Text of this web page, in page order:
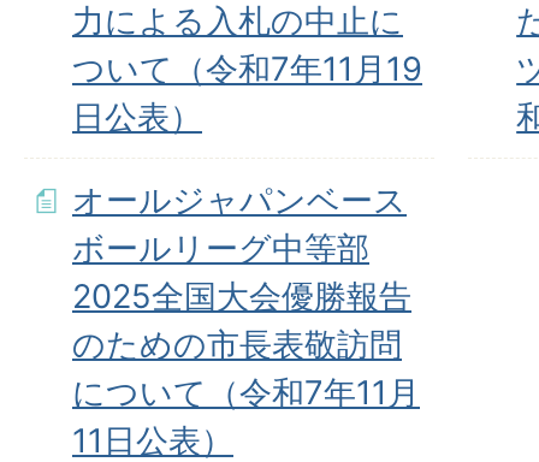
力による入札の中止に
ついて（令和7年11月19
日公表）
オールジャパンベース
ボールリーグ中等部
2025全国大会優勝報告
のための市長表敬訪問
について（令和7年11月
11日公表）